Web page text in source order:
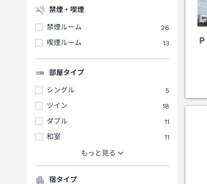
禁煙・喫煙
禁煙ルーム
26
喫煙ルーム
13
部屋タイプ
シングル
5
ツイン
18
ダブル
11
和室
11
もっと見る
宿タイプ